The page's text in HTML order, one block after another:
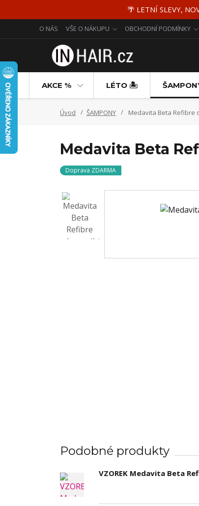
🌴 LETNÍ SLEVY,
O NÁS VŠE O NÁKUPU OBCHODNÍ PODMÍNKY
AKCE % LÉTO 🏝️
Úvod ŠAMPONY Medavita Beta Refibre
Medavita Beta
Doprava ZDARMA
Podobné produkty
VZOREK Medavita Beta